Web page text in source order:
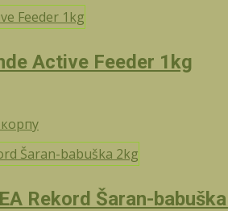
Active Feeder 1kg
Rekord Šaran-